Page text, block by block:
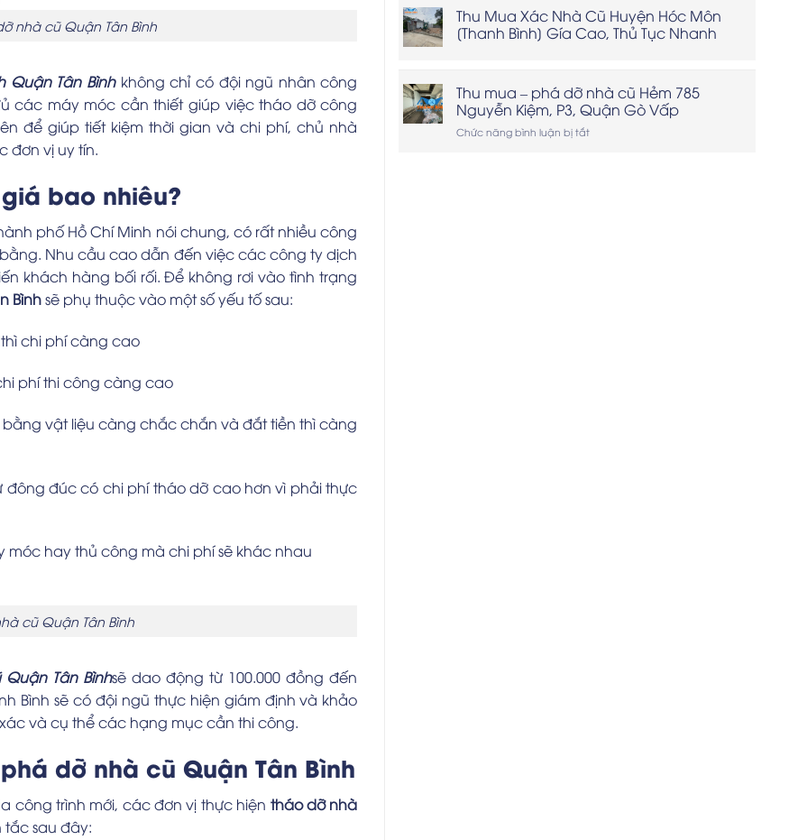
nhà cũ Quận Tân Bình
Quận Tân Bình không chỉ có đội ngũ nhân công
các máy móc cần thiết giúp việc tháo dỡ công
để giúp tiết kiệm thời gian và chi phí, chủ nhà
đơn vị uy tín.
bao nhiêu?
phố Hồ Chí Minh nói chung, có rất nhiều công
Nhu cầu cao dẫn đến việc các công ty dịch
khách hàng bối rối. Để không rơi vào tình trạng
Bìnhsẽ phụ thuộc vào một số yếu tố sau:
chi phí càng cao
phí thi công càng cao
vật liệu càng chắc chắn và đắt tiền thì càng
đông đúc có chi phí tháo dỡ cao hơn vì phải thực
hay thủ công mà chi phí sẽ khác nhau
cũ Quận Tân Bình
Tân Bìnhsẽ dao động từ 100.000 đồng đến
Bình sẽ có đội ngũ thực hiện giám định và khảo
và cụ thể các hạng mục cần thi công.
dỡ nhà cũ Quận Tân Bình
công trình mới, các đơn vị thực hiện tháo dỡ nhà
sau đây:
Thi
Công
Thảm
Nhựa
Nóng
Huyện
Củ
Thu Mua Xác Nhà Cũ Huyện Hóc Môn
[Thanh Bình] Gía Cao, Thủ Tục Nhanh
Thu mua – phá dỡ nhà cũ Hẻm 785
Nguyễn Kiệm, P3, Quận Gò Vấp
Chức năng bình luận bị tắtở